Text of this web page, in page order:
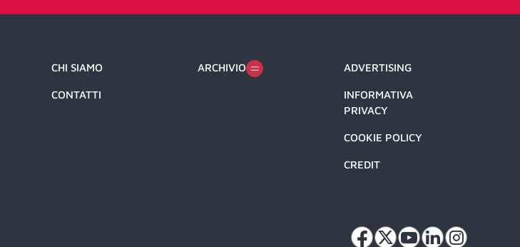
CHI SIAMO
CONTATTI
ARCHIVIO ADVERTISING
INFORMATIVA
PRIVACY
COOKIE POLICY
CREDIT